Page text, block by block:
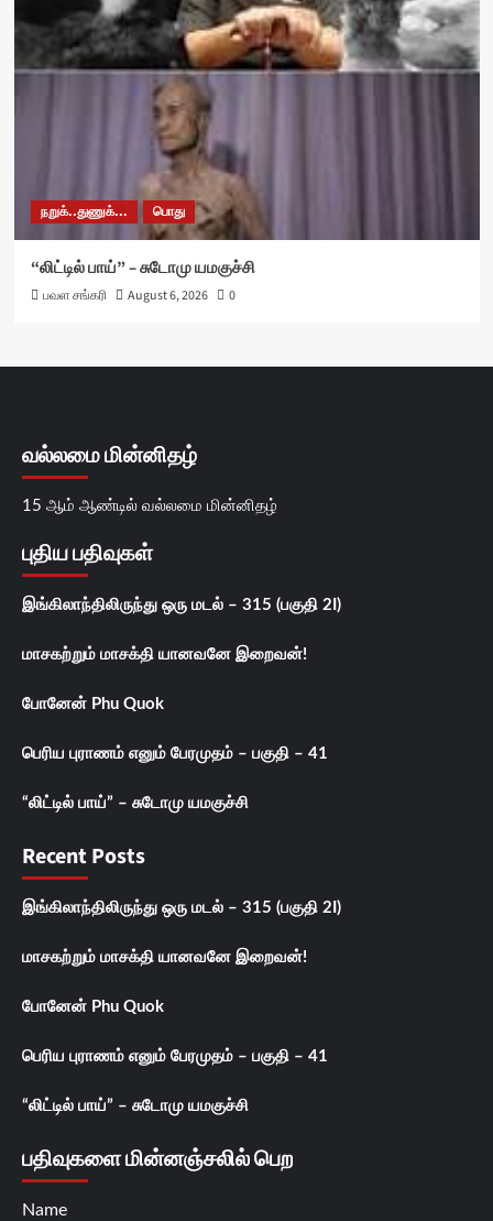
நறுக்..துணுக்... பொது
“லிட்டில் பாய்” – சுடோமு யமகுச்சி
பவள சங்கரி August 6, 2026 0
வல்லமை மின்னிதழ்
15 ஆம் ஆண்டில் வல்லமை மின்னிதழ்
புதிய பதிவுகள்
இங்கிலாந்திலிருந்து ஒரு மடல் – 315 (பகுதி 2I)
மாசகற்றும் மாசக்தி யானவனே இறைவன்!
போனேன் Phu Quok
பெரிய புராணம் எனும் பேரமுதம் – பகுதி – 41
“லிட்டில் பாய்” – சுடோமு யமகுச்சி
Recent Posts
இங்கிலாந்திலிருந்து ஒரு மடல் – 315 (பகுதி 2I)
மாசகற்றும் மாசக்தி யானவனே இறைவன்!
போனேன் Phu Quok
பெரிய புராணம் எனும் பேரமுதம் – பகுதி – 41
“லிட்டில் பாய்” – சுடோமு யமகுச்சி
பதிவுகளை மின்னஞ்சலில் பெற
Name